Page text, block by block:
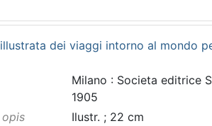
dei viaggi intorno al mondo
Milano : Societa editrice
1905
Ilustr. ; 22 cm